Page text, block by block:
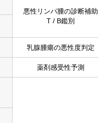
悪性リンパ腫の診断補助
T / B鑑別
乳腺腫瘍の悪性度判定
薬剤感受性予測